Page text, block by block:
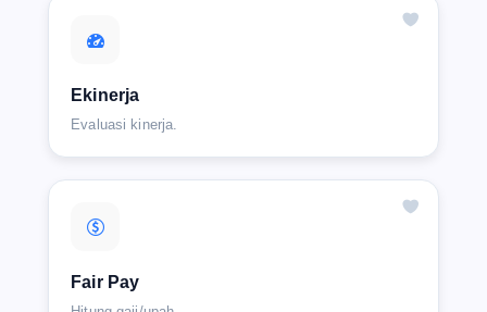
Ekinerja
Evaluasi kinerja.
Fair Pay